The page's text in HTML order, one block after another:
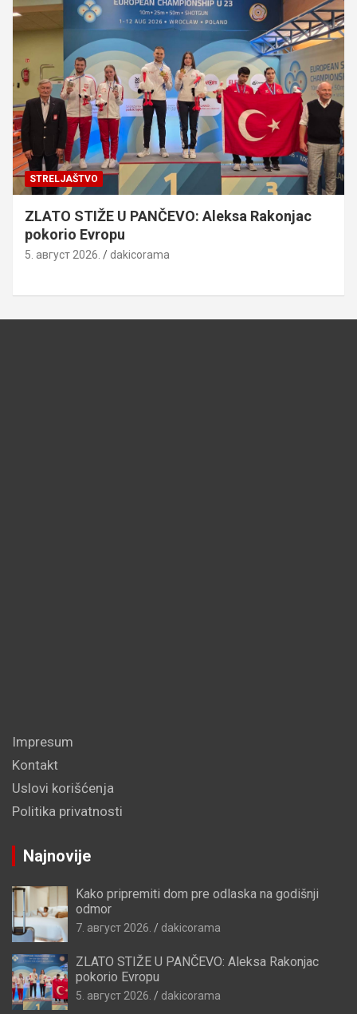
STRELJAŠTVO
ZLATO STIŽE U PANČEVO: Aleksa Rakonjac
pokorio Evropu
5. август 2026. dakicorama
Impresum
Kontakt
Uslovi korišćenja
Politika privatnosti
Najnovije
Kako pripremiti dom pre odlaska na godišnji
odmor
7. август 2026. dakicorama
ZLATO STIŽE U PANČEVO: Aleksa Rakonjac
pokorio Evropu
5. август 2026. dakicorama